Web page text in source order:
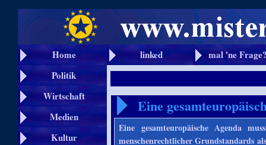
Home linked
mal 'ne
Politik
Wirtschaft
Medien
Kultur
Eine
Eine gesamteuropäische Agenda
menschenrechtlicher Grundstandards